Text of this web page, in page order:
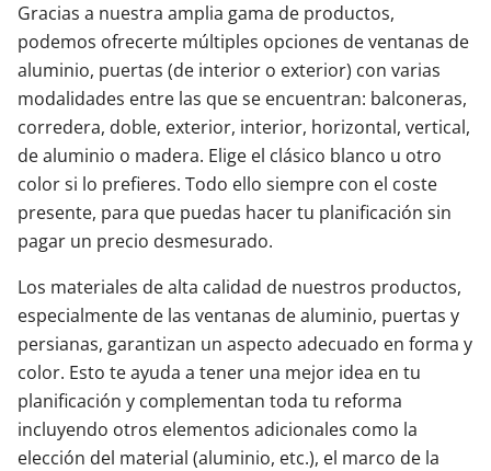
Gracias a nuestra amplia gama de productos,
podemos ofrecerte múltiples opciones de ventanas de
aluminio, puertas (de interior o exterior) con varias
modalidades entre las que se encuentran: balconeras,
corredera, doble, exterior, interior, horizontal, vertical,
de aluminio o madera. Elige el clásico blanco u otro
color si lo prefieres. Todo ello siempre con el coste
presente, para que puedas hacer tu planificación sin
pagar un precio desmesurado.
Los materiales de alta calidad de nuestros productos,
especialmente de las ventanas de aluminio, puertas y
persianas, garantizan un aspecto adecuado en forma y
color. Esto te ayuda a tener una mejor idea en tu
planificación y complementan toda tu reforma
incluyendo otros elementos adicionales como la
elección del material (aluminio, etc.), el marco de la